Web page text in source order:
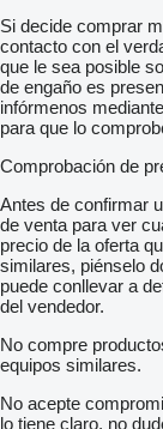
Si decide comprar
contacto con el
que le sea posible
de engaño es
infórmenos
para que lo
Comprobación de
Antes de confirmar
de venta para ver
precio de la oferta
similares, piénselo
puede conllevar a
del vendedor.
No compre
equipos similares.
No acepte
lo tiene claro, no